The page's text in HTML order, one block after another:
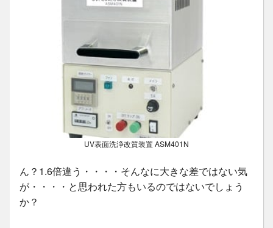
UV表面洗浄改質装置 ASM401N
ん？1.6倍違う・・・・そんなに大きな差ではない気
が・・・・と思われた方もいるのではないでしょう
か？